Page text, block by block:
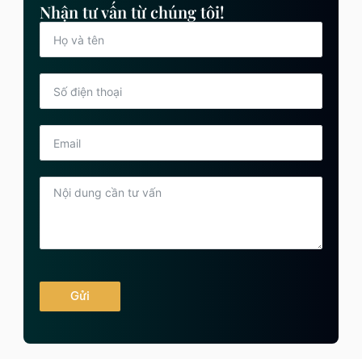
Nhận tư vấn từ chúng tôi!
Gửi